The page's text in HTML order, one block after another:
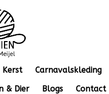
Kerst
Carnavalskleding
& Dier Blogs Contact